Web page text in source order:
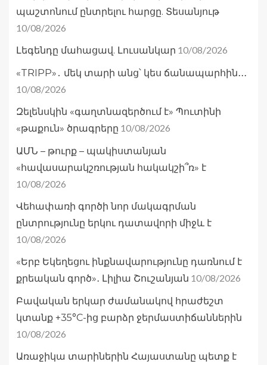
պաշտոնում ընտրելու հարցը. Տեսանյութ
10/08/2026
Լեգենդը մահացավ. Լուսանկար 10/08/2026
«TRIPP»․ մեկ տարի անց՝ կես ճանապարհին․․․
10/08/2026
Զելենսկին «գաղտնազերծում է» Պուտինի
«թաքուն» ծրագրերը 10/08/2026
ԱՄՆ – թուրք – պակիստանյան
«հավասարակշռության հակակշի՞ռ» է
10/08/2026
Վեհափառի գործի նոր մակագրման
ընտրությունը երկու դատավորի միջև է
10/08/2026
«Երբ Եկեղեցու ինքնավարությունը դառնում է
քրեական գործ»․ Լիլիա Շուշանյան 10/08/2026
Բավական երկար ժամանակով հրաժեշտ
կտանք +35°C-ից բարձր ջերմաստիճաններին
10/08/2026
Առաջիկա տարիներին Հայաստանը պետք է